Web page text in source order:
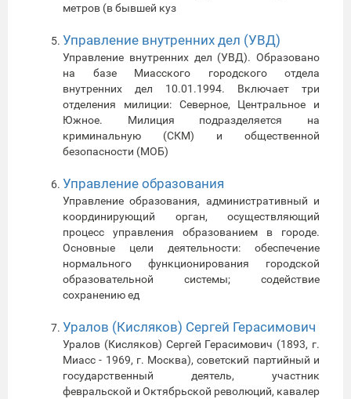
метров (в бывшей куз
Управление внутренних дел (УВД)
Управление внутренних дел (УВД). Образовано
на базе Миасского городского отдела
внутренних дел 10.01.1994. Включает три
отделения милиции: Северное, Центральное и
Южное. Милиция подразделяется на
криминальную (СКМ) и общественной
безопасности (МОБ)
Управление образования
Управление образования, административный и
координирующий орган, осуществляющий
процесс управления образованием в городе.
Основные цели деятельности: обеспечение
нормального функционирования городской
образовательной системы; содействие
сохранению ед
Уралов (Кисляков) Сергей Герасимович
Уралов (Кисляков) Сергей Герасимович (1893, г.
Миасс - 1969, г. Москва), советский партийный и
государственный деятель, участник
февральской и Октябрьской революций, кавалер